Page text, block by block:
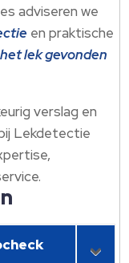
adviseren we
en praktische
lek gevonden
verslag en
Lekdetectie